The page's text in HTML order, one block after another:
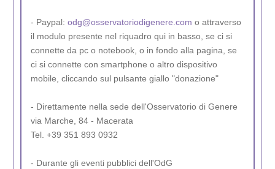
- Paypal: odg@osservatoriodigenere.com o attraverso
il modulo presente nel riquadro qui in basso, se ci si
connette da pc o notebook, o in fondo alla pagina, se
ci si connette con smartphone o altro dispositivo
mobile, cliccando sul pulsante giallo "donazione"
- Direttamente nella sede dell'Osservatorio di Genere
via Marche, 84 - Macerata
Tel. +39 351 893 0932
- Durante gli eventi pubblici dell'OdG